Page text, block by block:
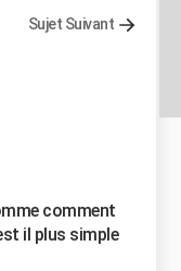
Sujet Suivant
comment
il plus simple